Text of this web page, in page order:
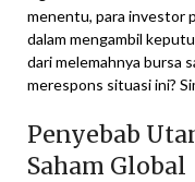
menentu, para investor
dalam mengambil
dari melemahnya bursa
merespons situasi ini?
Penyebab
Saham Global